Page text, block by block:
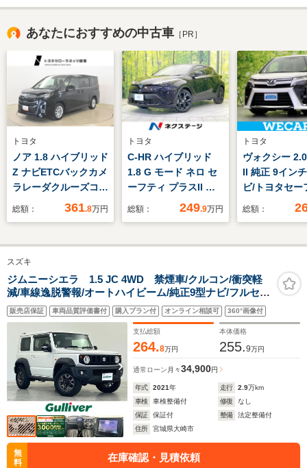
あなたにおすすめの中古車 ［PR］
トヨタ
ノア 1.8 ハイブリッド
Z ナビETCバックカメ
ラレーダクルーズコン
トロール両側電動スラ
総額： 361.8万円
トヨタ
C-HR ハイブリッド
1.8 G モード ネロ セ
ーフティ プラスII 禁
煙車 全周囲カメラ
ラレコ コーナーセン
LEDヘッド
ETC2.0 純正18イン
チアルミ オートハイ
ビーム 車線逸脱警
報 オートライト
総額： 249.9万円
トヨタ
ヴォクシー
II 純正 9イン
ビ/トヨタセー
センス/両側電
ドランプ
続/ETC/EBD
総額：
スズキ
ジムニーシエラ 1.5 JC 4WD 禁煙車/クルコン/衝突軽
減/車線逸脱警報/オートハイビーム/純正9型ナビ/フルセグ
TV/バックカメラ/ETC/ドライブレコーダー/ステアリング
ヒーター/ステアスイッチ/革巻きステア/LEDヘッドライ
ト/LEDフォグ/背面タイヤ
販売店保証 車両品質評価書付 購入プラン付 オンライン相談可 360°画像付
支払総額
264.8万円
本体価格
255.9万円
通常ローン 月々34,900円
年式 2021年 走行 2.9万km
車検
車検整備付 修復
なし
保証
保証付 整備
法定整備付
住所
宮城県大崎市
無
料
在庫確認・見積依頼